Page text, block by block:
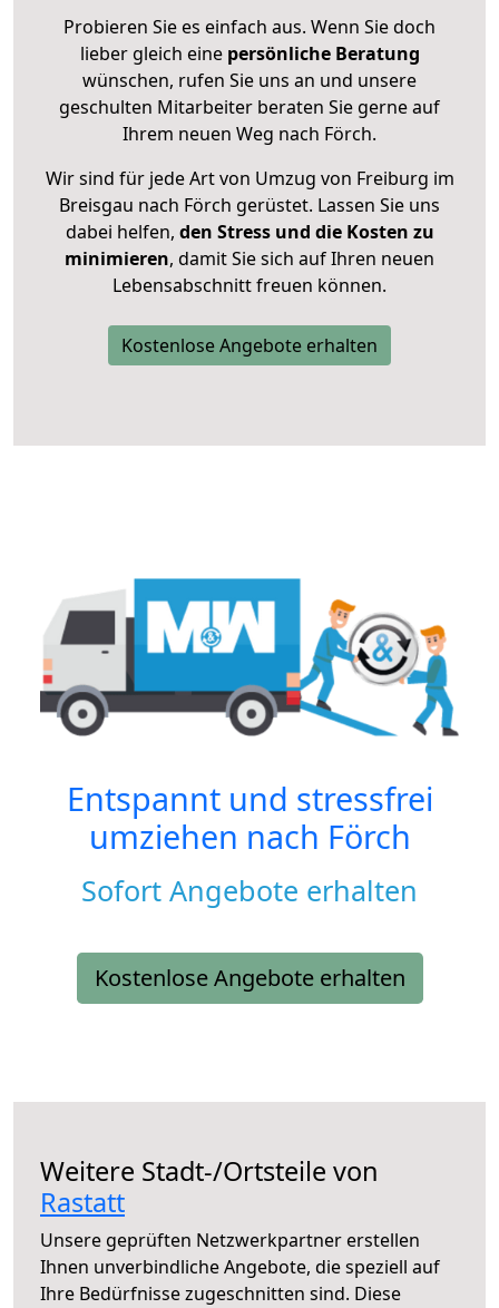
Probieren Sie es einfach aus. Wenn Sie doch
lieber gleich eine persönliche Beratung
wünschen, rufen Sie uns an und unsere
geschulten Mitarbeiter beraten Sie gerne auf
Ihrem neuen Weg nach Förch.
Wir sind für jede Art von Umzug von Freiburg im
Breisgau nach Förch gerüstet. Lassen Sie uns
dabei helfen, den Stress und die Kosten zu
minimieren, damit Sie sich auf Ihren neuen
Lebensabschnitt freuen können.
Kostenlose Angebote erhalten
Entspannt und stressfrei
umziehen nach Förch
Sofort Angebote erhalten
Kostenlose Angebote erhalten
Weitere Stadt-/Ortsteile von
Rastatt
Unsere geprüften Netzwerkpartner erstellen
Ihnen unverbindliche Angebote, die speziell auf
Ihre Bedürfnisse zugeschnitten sind. Diese